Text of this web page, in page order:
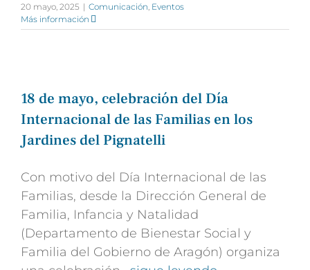
20 mayo, 2025 | Comunicación Eventos
Más información
18 de mayo, celebración del Día
Internacional de las Familias en los
Jardines del Pignatelli
Con motivo del Día Internacional de las
Familias, desde la Dirección General de
Familia, Infancia y Natalidad
(Departamento de Bienestar Social y
Familia del Gobierno de Aragón) organiza